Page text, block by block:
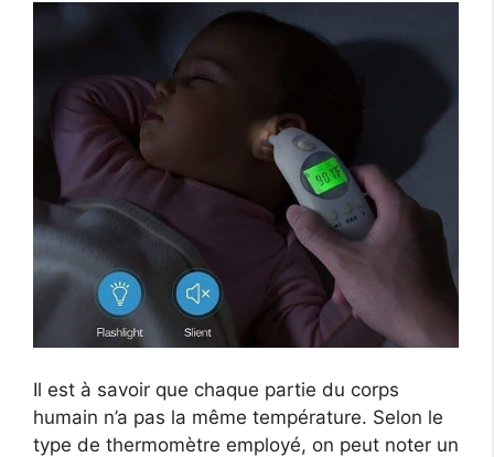
Il est à savoir que chaque partie du corps
humain n’a pas la même température. Selon le
type de thermomètre employé, on peut noter un